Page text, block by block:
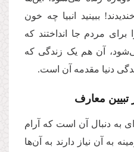
ببینید انبیا چه خون
برای مردم جا انداختند که
آن هم یک زندگی که
دنیا مقدمه آن است.
معارف
به دنبال آن است که آرام
به آن نیاز دارند به آن‌ها